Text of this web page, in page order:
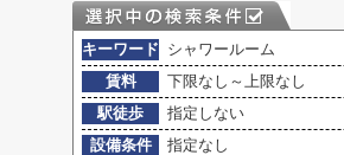
キーワード シャワールーム
賃料
下限なし～上限なし
駅徒歩
指定しない
設備条件
指定なし